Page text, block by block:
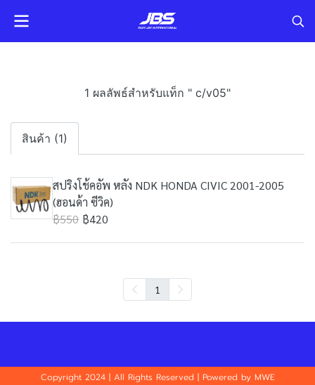
1 ผลลัพธ์สำหรับแท็ก " c/v05"
สินค้า (1)
สปริงโช้คอัพ หลัง NDK HONDA CIVIC 2001-2005
(ฮอนด้า ซีวิค)
฿550 ฿420
1
Copyright 2024 | All Rights Reserved | Powered by MWE